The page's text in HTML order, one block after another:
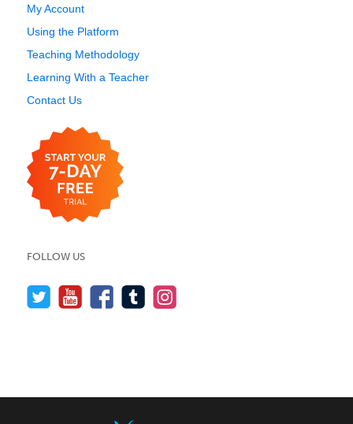
My Account
Using the Platform
Teaching Methodology
Learning With a Teacher
Contact Us
FOLLOW US